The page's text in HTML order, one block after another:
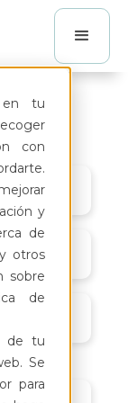
en tu
con
y
de
otros
sobre
de
de tu
Se
para